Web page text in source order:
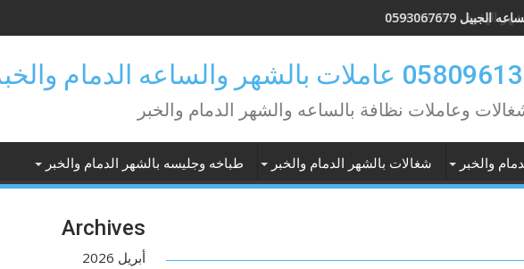
0593067679
وعاملات نظافة بالساعه والشهر الدمام والخبر
والخبر شغالات بالشهر الدمام والخبر طباخه وجليسه بالشهر الدمام والخبر
Archives
أبريل 2026